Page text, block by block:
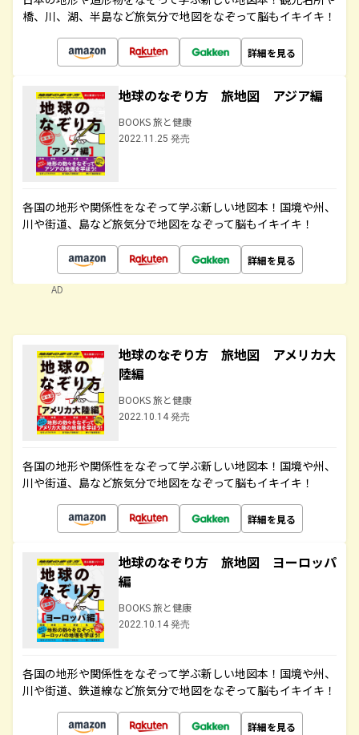
橋、川、湖、半島など旅気分で地図をなぞって脳もイキイキ！
詳細を見る
地球のなぞり方 旅地図 アジア編
BOOKS 旅と健康
2022.11.25 発売
各国の地形や関係性をなぞって学ぶ新しい地図本！国境や州、
川や街道、島など旅気分で地図をなぞって脳もイキイキ！
詳細を見る
AD
地球のなぞり方 旅地図 アメリカ大
陸編
BOOKS 旅と健康
2022.10.14 発売
各国の地形や関係性をなぞって学ぶ新しい地図本！国境や州、
川や街道、島など旅気分で地図をなぞって脳もイキイキ！
詳細を見る
地球のなぞり方 旅地図 ヨーロッパ
編
BOOKS 旅と健康
2022.10.14 発売
各国の地形や関係性をなぞって学ぶ新しい地図本！国境や州、
川や街道、鉄道線など旅気分で地図をなぞって脳もイキイキ！
詳細を見る